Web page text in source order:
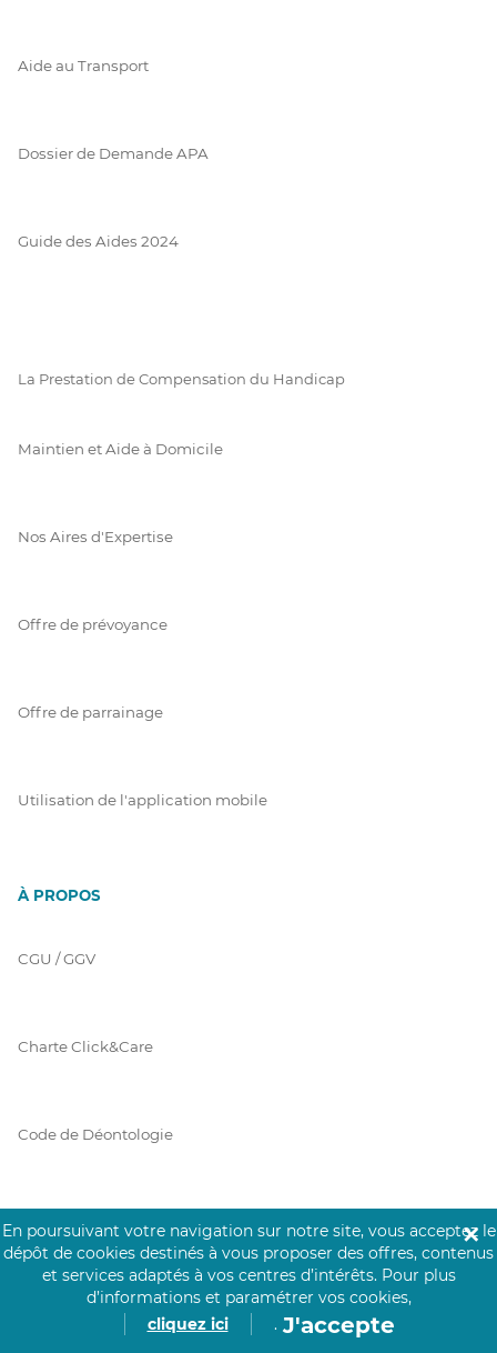
Aide au Transport
Dossier de Demande APA
Guide des Aides 2024
La Prestation de Compensation du Handicap
Maintien et Aide à Domicile
Nos Aires d'Expertise
Offre de prévoyance
Offre de parrainage
Utilisation de l'application mobile
À PROPOS
CGU / GGV
Charte Click&Care
Code de Déontologie
Mentions Légales
Prérequis Click&Care
En poursuivant votre navigation sur notre site, vous acceptez le
dépôt de cookies destinés à vous proposer des offres, contenus
et services adaptés à vos centres d’intérêts. Pour plus
d’informations et paramétrer vos cookies,
cliquez ici
. J'accepte
✕